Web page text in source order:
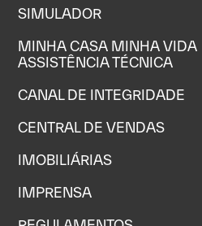
SIMULADOR
MINHA CASA MINHA VIDA
ASSISTÊNCIA TÉCNICA
CANAL DE INTEGRIDADE
CENTRAL DE VENDAS
IMOBILIÁRIAS
IMPRENSA